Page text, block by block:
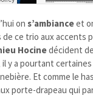
ons’ambianceet
de ce trio aux accents
Hocinedécident
y a pourtant
Et comme le
porte-drapeau qui